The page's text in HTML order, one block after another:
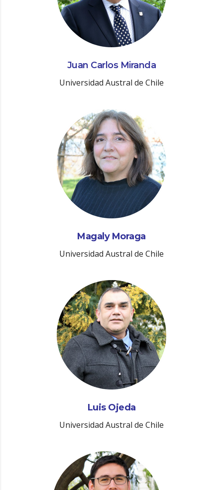
Juan Carlos Miranda
Universidad Austral de Chile
Magaly Moraga
Universidad Austral de Chile
Luis Ojeda
Universidad Austral de Chile